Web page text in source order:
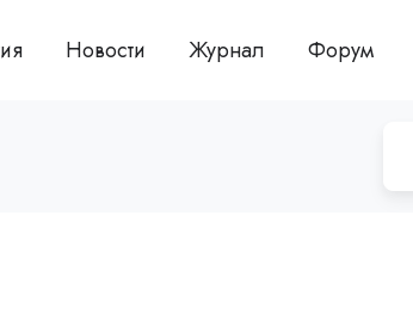
Новости Журнал Форум